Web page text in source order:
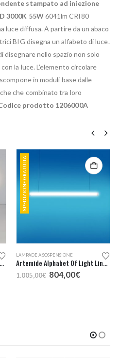
stampato ad iniezione
3000K 55W6041lm CRI80
luce diffusa. A partire da un abaco
BIG disegna un alfabeto di luce.
nello spazio non solo
la luce. L’elemento circolare
in moduli base dalle
che combinato tra loro
prodotto 1206000A
Artemide Alphabet Of Light Circular 90 Parete o Soffitto
SPEDIZIONE GRATUITA
LAMPADE A SOSPENSIONE
Artemide Alphabet Of Light Linear 120
1.005,00€ Il
prezzo
804,00€Il